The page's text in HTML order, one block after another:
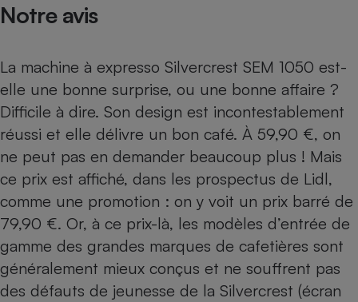
Notre avis
La machine à expresso Silvercrest SEM 1050 est-
elle une bonne surprise, ou une bonne affaire ?
Difficile à dire. Son design est incontestablement
réussi et elle délivre un bon café. À 59,90 €, on
ne peut pas en demander beaucoup plus ! Mais
ce prix est affiché, dans les prospectus de Lidl,
comme une promotion : on y voit un prix barré de
79,90 €. Or, à ce prix-là, les modèles d’entrée de
gamme des grandes marques de cafetières sont
généralement mieux conçus et ne souffrent pas
des défauts de jeunesse de la Silvercrest (écran